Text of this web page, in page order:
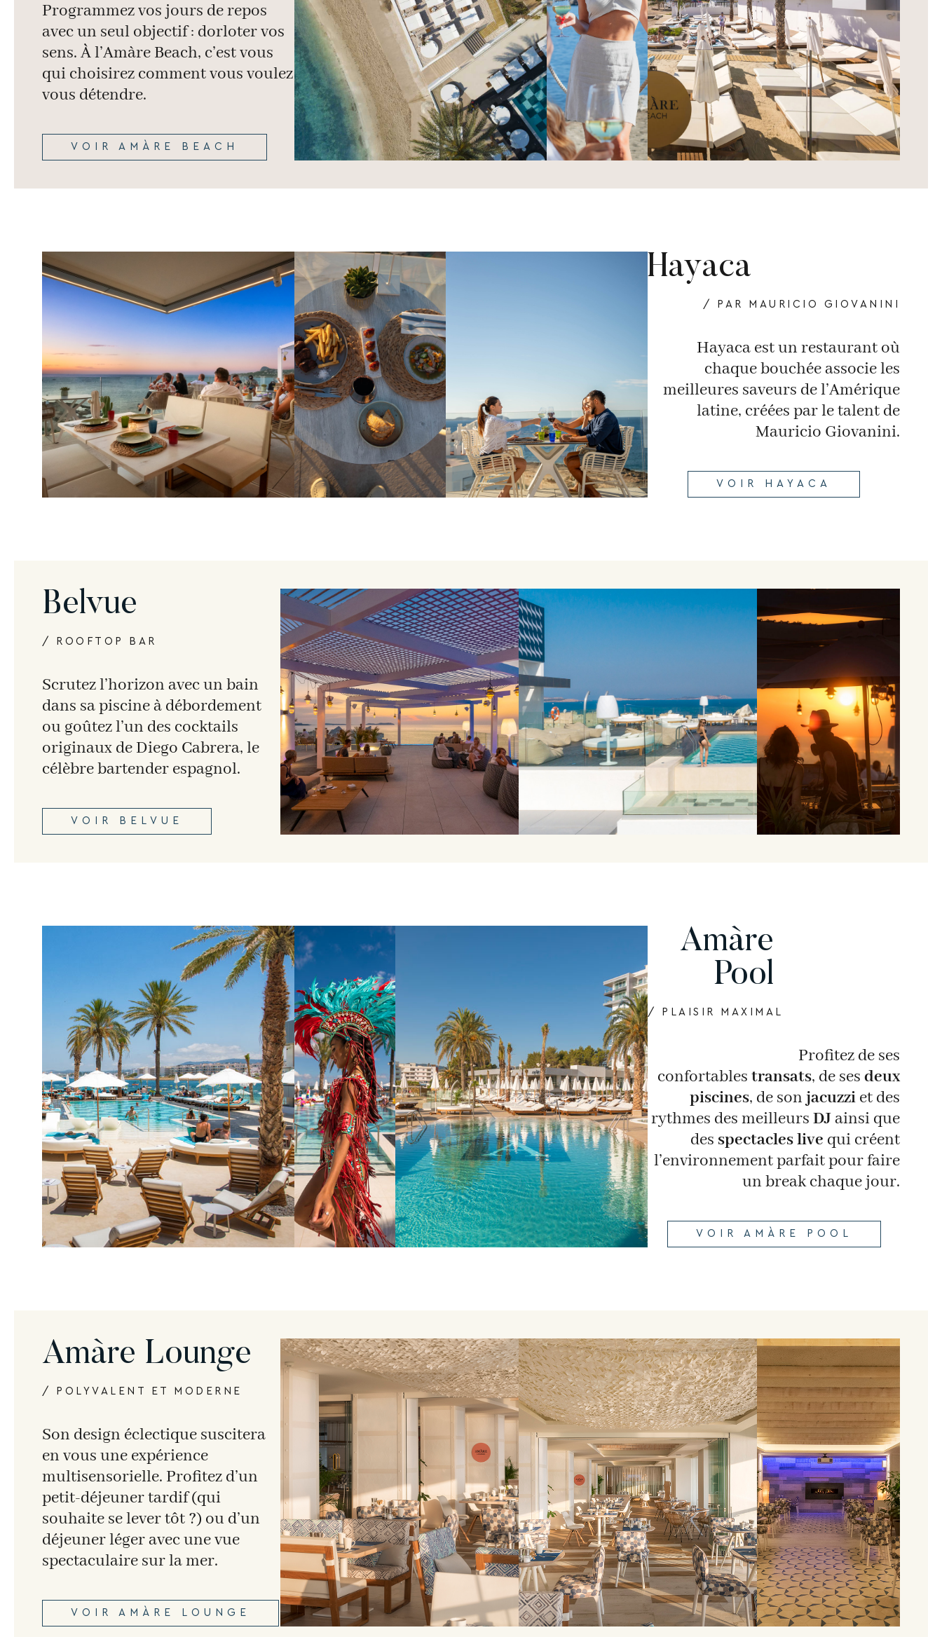
Programmez vos jours de repos
avec un seul objectif : dorloter vos
sens. À l’Amàre Beach, c’est vous
qui choisirez comment vous voulez
vous détendre.
VOIR AMÀRE BEACH
Hayaca
/ PAR MAURICIO GIOVANINI
Hayaca est un restaurant où
chaque bouchée associe les
meilleures saveurs de l’Amérique
latine, créées par le talent de
Mauricio Giovanini.
VOIR HAYACA
Belvue
/ ROOFTOP BAR
Scrutez l’horizon avec un bain
dans sa piscine à débordement
ou goûtez l’un des cocktails
originaux de Diego Cabrera, le
célèbre bartender espagnol.
VOIR BELVUE
Amàre
Pool
/ PLAISIR MAXIMAL
Profitez de ses
confortables transats, de ses deux
piscines, de son jacuzzi et des
rythmes des meilleurs DJ ainsi que
des spectacles live qui créent
l’environnement parfait pour faire
un break chaque jour.
VOIR AMÀRE POOL
Amàre Lounge
/ POLYVALENT ET MODERNE
Son design éclectique suscitera
en vous une expérience
multisensorielle. Profitez d’un
petit-déjeuner tardif (qui
souhaite se lever tôt ?) ou d’un
déjeuner léger avec une vue
spectaculaire sur la mer.
VOIR AMÀRE LOUNGE